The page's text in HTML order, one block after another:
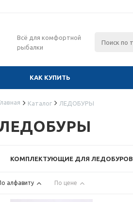
Всё для комфортной
рыбалки
КАК КУПИТЬ
Каталог ЛЕДОБУРЫ
КОМПЛЕКТУЮЩИЕ ДЛЯ ЛЕДОБУРОВ
алфавиту По цене